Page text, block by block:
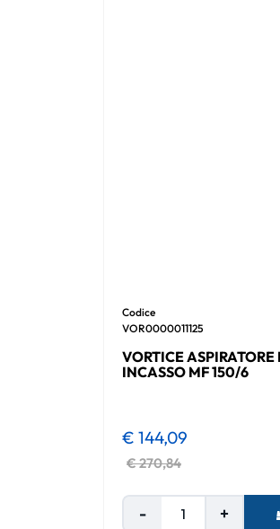
Codice
VOR0000011125
VORTICE
INCASSO MF 150/6
€ 270,84
€ 144,09